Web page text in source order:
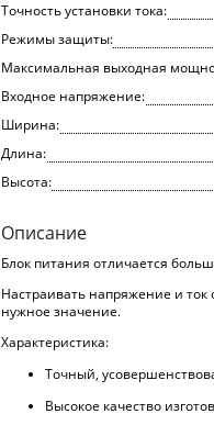
Точность установки тока:
Режимы защиты:
Максимальная выходная
Входное напряжение:
Ширина:
Длина:
Высота:
Описание
Блок питания отличается
Настраивать напряжение и
нужное значение.
Характеристика:
Точный,
Высокое качество